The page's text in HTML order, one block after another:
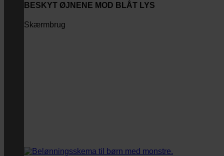
BESKYT ØJNENE MOD BLÅT LYS
Skærmbrug